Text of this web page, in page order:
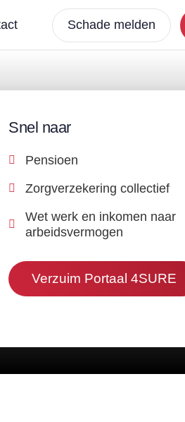
Schade melden
Snel naar
Pensioen
Zorgverzekering collectief
Wet werk en inkomen naar
arbeidsvermogen
Verzuim Portaal 4SURE